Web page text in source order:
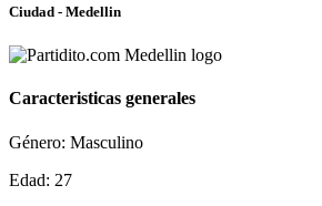
Ciudad - Medellin
Caracteristicas generales
Género: Masculino
Edad: 27